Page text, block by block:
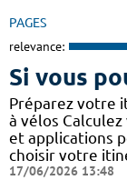
PAGES
relevance:
Si vous
Préparez votre
à vélos
et applications
choisir votre
17/06/2026 13:48